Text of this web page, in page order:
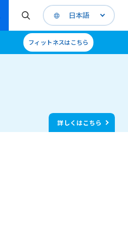
日本語
フィットネスはこちら
詳しくはこちら